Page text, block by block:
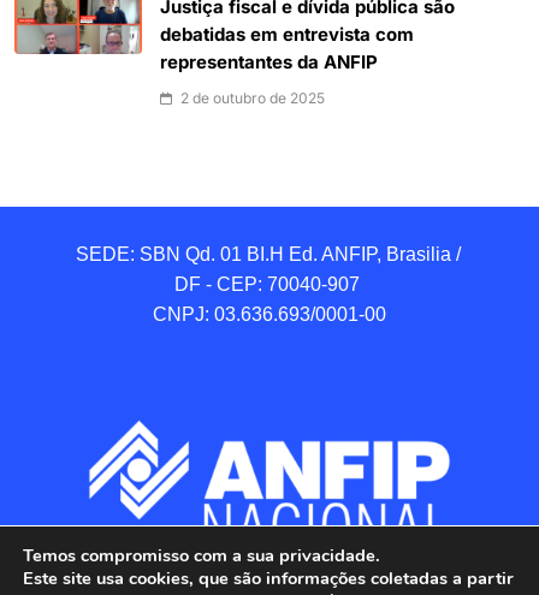
Justiça fiscal e dívida pública são
debatidas em entrevista com
representantes da ANFIP
2 de outubro de 2025
SEDE: SBN Qd. 01 BI.H Ed. ANFIP, Brasilia /
DF - CEP: 70040-907
CNPJ: 03.636.693/0001-00
Temos compromisso com a sua privacidade.
Este site usa cookies, que são informações coletadas a partir